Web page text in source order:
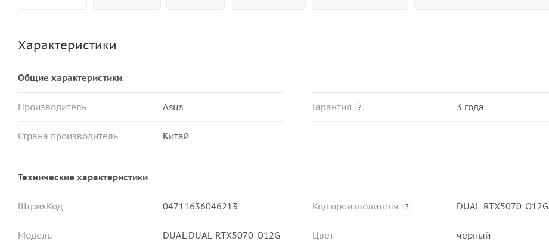
Характеристики
Общие характеристики
Производитель Asus Гарантия ? 3 года
Страна производитель Китай
Технические характеристики
ШтрихКод 04711636046213 Код производителя ? DUAL-RTX5070-O12G
Модель DUAL DUAL-RTX5070-O12G Цвет черный